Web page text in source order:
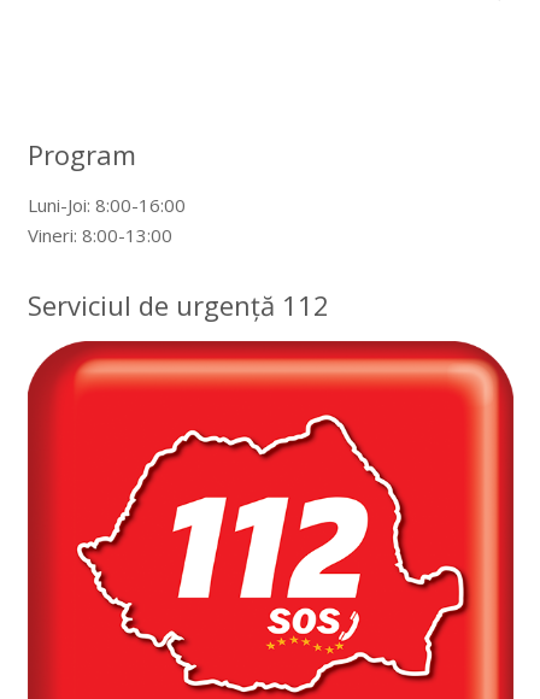
Program
Luni-Joi: 8:00-16:00
Vineri: 8:00-13:00
Serviciul de urgență 112